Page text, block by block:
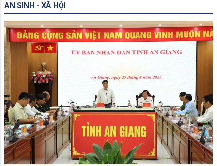
AN SINH - XÃ HỘI